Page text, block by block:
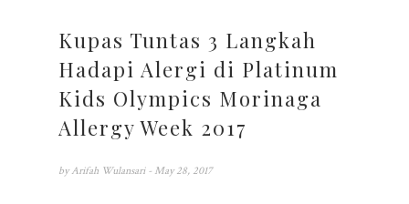
Kupas Tuntas 3 Langkah
Hadapi Alergi di Platinum
Kids Olympics Morinaga
Allergy Week 2017
by Arifah Wulansari - May 28, 2017